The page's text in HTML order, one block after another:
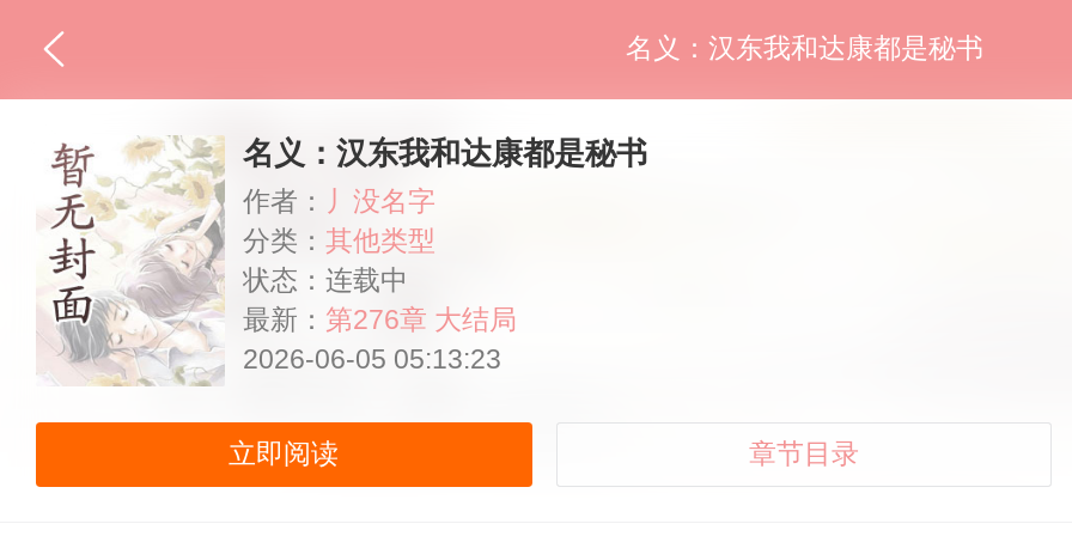
名义：汉东我和达康都是秘书
名义：汉东我和达康都是秘书
作者： 丿没名字
分类： 其他类型
状态：连载中
最新： 第276章 大结局
2026-06-05 05:13:23
立即阅读 章节目录